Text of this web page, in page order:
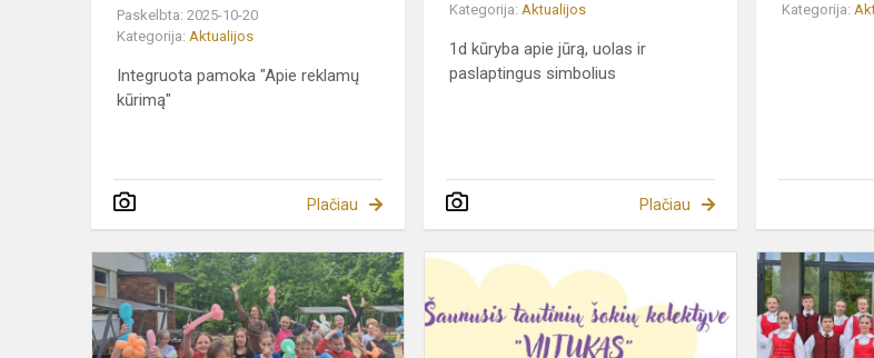
Paskelbta: 2025-10-20
Kategorija: Aktualijos
Integruota pamoka "Apie reklamų
kūrimą"
Plačiau
Kategorija:Aktualijos
1d kūryba apie jūrą, uolas ir
paslaptingus simbolius
Plačiau
Kategorija:
Stobykla
"Boružėlė"
2025
Nuo
mėnulio